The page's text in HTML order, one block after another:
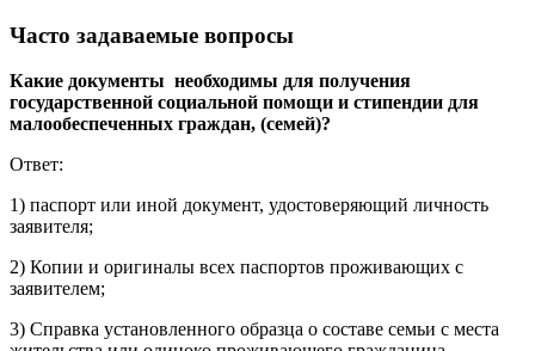
Часто задаваемые вопросы
Какие документы необходимы для получения
государственной социальной помощи и стипендии для
малообеспеченных граждан, (семей)?
Ответ:
1) паспорт или иной документ, удостоверяющий личность
заявителя;
2) Копии и оригиналы всех паспортов проживающих с
заявителем;
3) Справка установленного образца о составе семьи с места